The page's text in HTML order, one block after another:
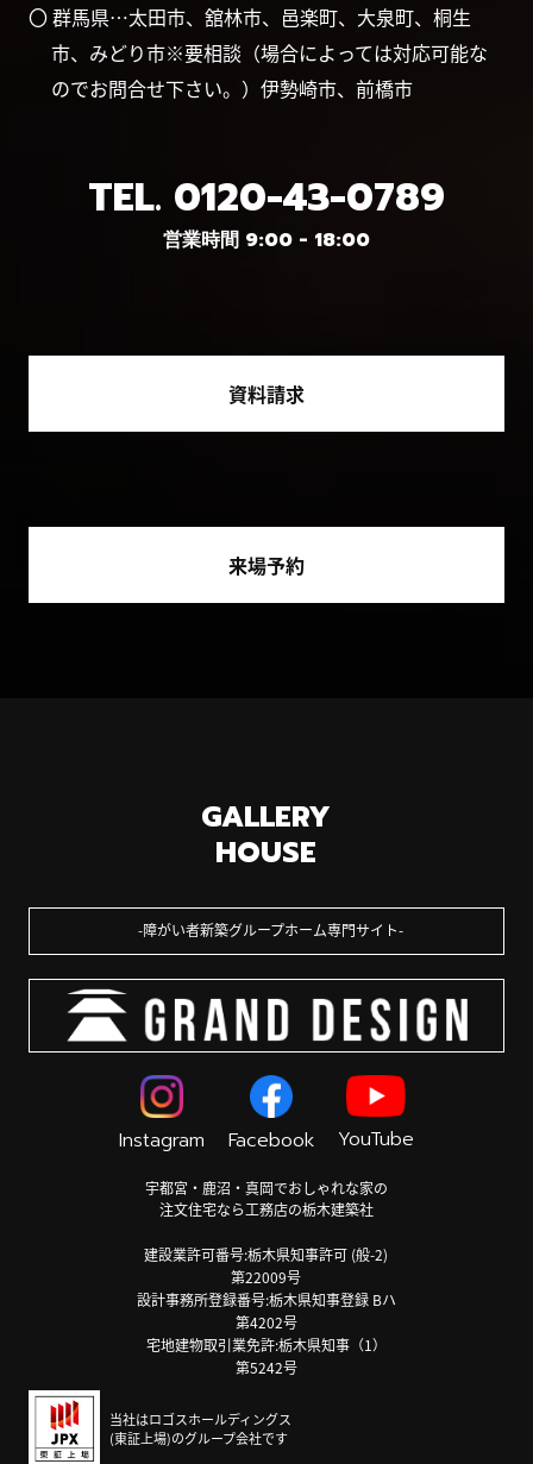
〇 群馬県…太田市、舘林市、邑楽町、大泉町、桐生
市、みどり市※要相談（場合によっては対応可能な
のでお問合せ下さい。）伊勢崎市、前橋市
TEL. 0120-43-0789
営業時間 9:00 - 18:00
資料請求
来場予約
GALLERY
HOUSE
障がい者新築グループホーム専門サイト
Instagram Facebook YouTube
宇都宮・鹿沼・真岡でおしゃれな家の
注文住宅なら工務店の栃木建築社
建設業許可番号:栃木県知事許可 (般-2)
第22009号
設計事務所登録番号:栃木県知事登録 Bハ
第4202号
宅地建物取引業免許:栃木県知事（1）
第5242号
当社はロゴスホールディングス
(東証上場)のグループ会社です